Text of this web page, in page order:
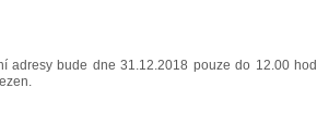
adresy bude dne 31.12.2018 pouze do 12.00 hod.